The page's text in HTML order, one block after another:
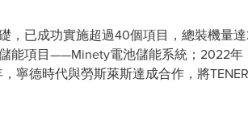
，已成功實施超過40個項目，總裝機量
能項目——Minety電池儲能系統；2022年
寧德時代與勞斯萊斯達成合作，將